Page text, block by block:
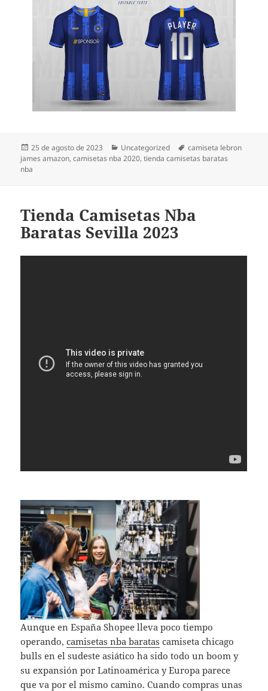
Publicado
el
25 de agosto de 2023 Categorías
Uncategorized Etiquetas
camiseta lebron
james amazon,camisetas nba 2020,tienda camisetas baratas
nba
Tienda Camisetas Nba
Baratas Sevilla 2023
Aunque en España Shopee lleva poco tiempo
operando,camisetas nba baratas camiseta chicago
bulls en el sudeste asiático ha sido todo un boom y
su expansión por Latinoamérica y Europa parece
que va por el mismo camino. Cuando compras unas